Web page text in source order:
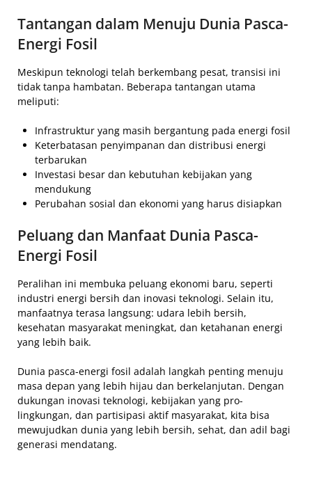
Tantangan dalam Menuju Dunia Pasca-
Energi Fosil
Meskipun teknologi telah berkembang pesat, transisi ini
tidak tanpa hambatan. Beberapa tantangan utama
meliputi:
Infrastruktur yang masih bergantung pada energi fosil
Keterbatasan penyimpanan dan distribusi energi
terbarukan
Investasi besar dan kebutuhan kebijakan yang
mendukung
Perubahan sosial dan ekonomi yang harus disiapkan
Peluang dan Manfaat Dunia Pasca-
Energi Fosil
Peralihan ini membuka peluang ekonomi baru, seperti
industri energi bersih dan inovasi teknologi. Selain itu,
manfaatnya terasa langsung: udara lebih bersih,
kesehatan masyarakat meningkat, dan ketahanan energi
yang lebih baik.
Dunia pasca-energi fosil adalah langkah penting menuju
masa depan yang lebih hijau dan berkelanjutan. Dengan
dukungan inovasi teknologi, kebijakan yang pro-
lingkungan, dan partisipasi aktif masyarakat, kita bisa
mewujudkan dunia yang lebih bersih, sehat, dan adil bagi
generasi mendatang.